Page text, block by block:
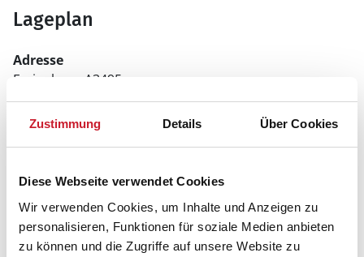
Zustimmung Details Über Cookies
Diese Webseite verwendet Cookies
Wir verwenden Cookies, um Inhalte und Anzeigen zu
personalisieren, Funktionen für soziale Medien anbieten
zu können und die Zugriffe auf unsere Website zu
Lageplan
Adresse
Ferienhaus A3495
Horns Bjerge 3, L64